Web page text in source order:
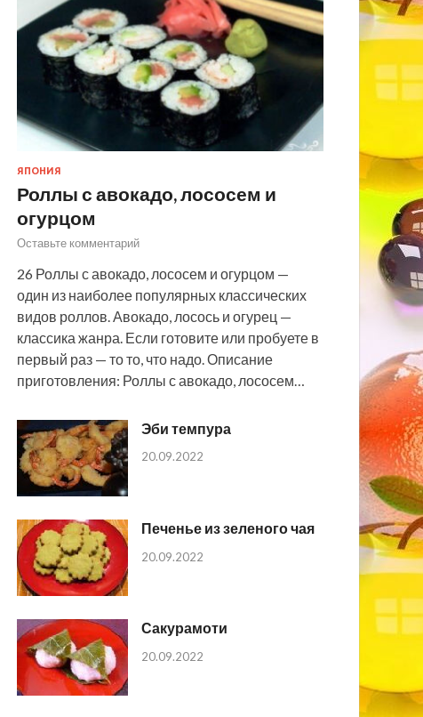
ЯПОНИЯ
Роллы с авокадо, лососем и
огурцом
Оставьте комментарий
26 Роллы с авокадо, лососем и огурцом —
один из наиболее популярных классических
видов роллов. Авокадо, лосось и огурец —
классика жанра. Если готовите или пробуете в
первый раз — то то, что надо. Описание
приготовления: Роллы с авокадо, лососем…
Эби темпура
20.09.2022
Печенье из зеленого чая
20.09.2022
Сакурамоти
20.09.2022